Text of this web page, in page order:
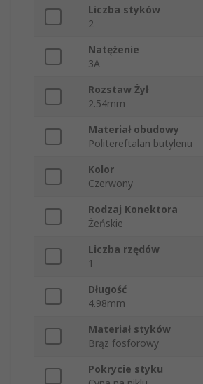
Liczba styków
2
Natężenie
3A
Rozstaw Żył
2.54mm
Materiał obudowy
Politereftalan butylenu
Kolor
Czerwony
Rodzaj Konektora
Żeńskie
Liczba rzędów
1
Długość
4.98mm
Materiał styków
Brąz fosforowy
Pokrycie styku